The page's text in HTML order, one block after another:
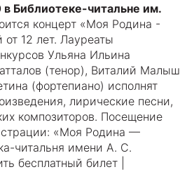
в Библиотеке-читальне им.
концерт «Моя Родина -
от 12 лет. Лауреаты
Ульяна Ильина
(тенор), Виталий Малыш
(фортепиано) исполнят
лирические песни,
композиторов. Посещение
«Моя Родина —
читальня имени А. С.
бесплатный билет |